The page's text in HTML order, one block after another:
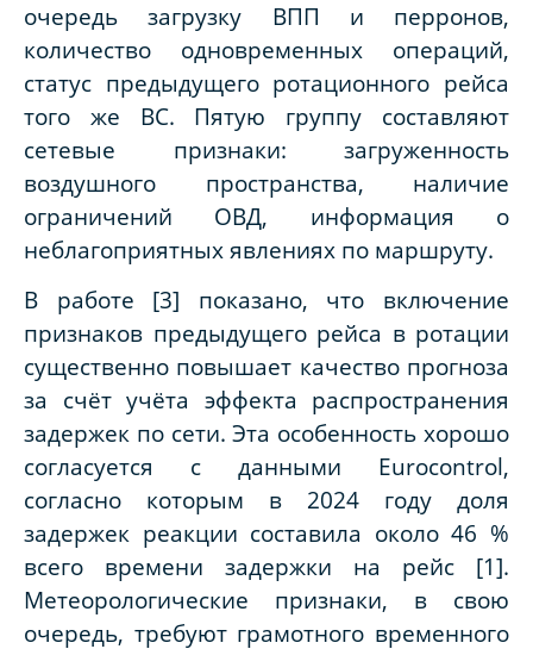
очередь загрузку ВПП и перронов,
количество одновременных операций,
статус предыдущего ротационного рейса
того же ВС. Пятую группу составляют
сетевые признаки: загруженность
воздушного пространства, наличие
ограничений ОВД, информация о
неблагоприятных явлениях по маршруту.
В работе [3] показано, что включение
признаков предыдущего рейса в ротации
существенно повышает качество прогноза
за счёт учёта эффекта распространения
задержек по сети. Эта особенность хорошо
согласуется с данными Eurocontrol,
согласно которым в 2024 году доля
задержек реакции составила около 46 %
всего времени задержки на рейс [1].
Метеорологические признаки, в свою
очередь, требуют грамотного временного